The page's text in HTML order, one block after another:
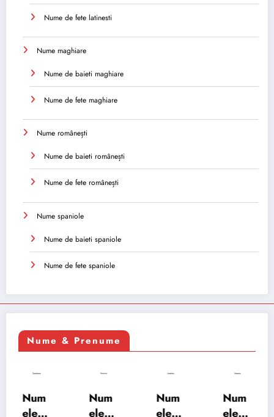
Nume de fete latinesti
Nume maghiare
Nume de baieti maghiare
Nume de fete maghiare
Nume românești
Nume de baieti românești
Nume de fete românești
Nume spaniole
Nume de baieti spaniole
Nume de fete spaniole
Nume & Prenume
Num
ele
Num
ele
Num
ele
Num
ele